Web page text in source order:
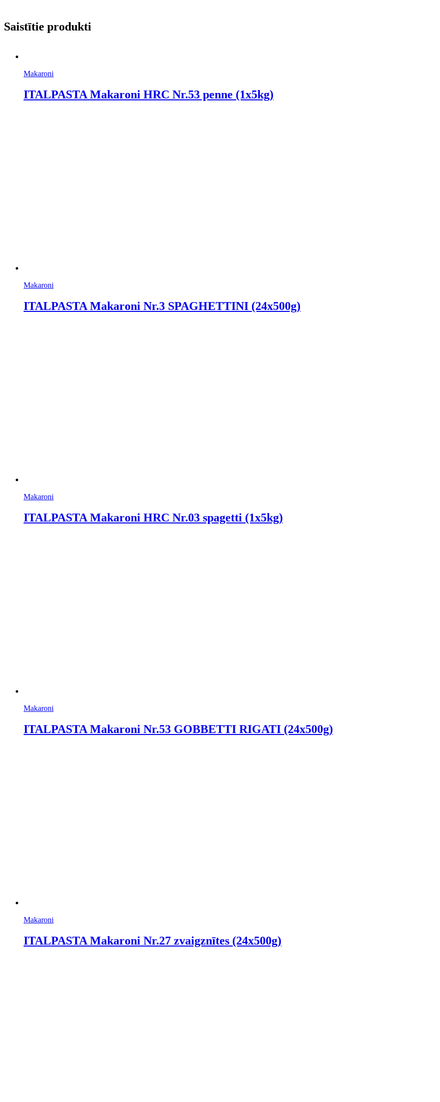
Saistītie produkti
Makaroni
ITALPASTA Makaroni HRC Nr.53 penne (1x5kg)
Makaroni
ITALPASTA Makaroni Nr.3 SPAGHETTINI (24x500g)
Makaroni
ITALPASTA Makaroni HRC Nr.03 spagetti (1x5kg)
Makaroni
ITALPASTA Makaroni Nr.53 GOBBETTI RIGATI (24x500g)
Makaroni
ITALPASTA Makaroni Nr.27 zvaigznītes (24x500g)